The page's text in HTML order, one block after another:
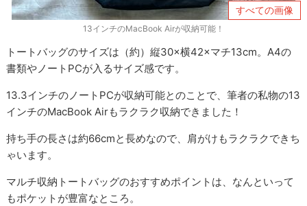
すべての画像
13インチのMacBook Airが収納可能！
トートバッグのサイズは（約）縦30×横42×マチ13cm。A4の
書類やノートPCが入るサイズ感です。
13.3インチのノートPCが収納可能とのことで、筆者の私物の13
インチのMacBook Airもラクラク収納できました！
持ち手の長さは約66cmと長めなので、肩がけもラクラクできち
ゃいます。
マルチ収納トートバッグのおすすめポイントは、なんといって
もポケットが豊富なところ。